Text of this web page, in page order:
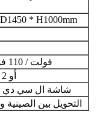
* H1000mm
220 فولت / 110 فولت
1 أو 2 أطفال
شاشة ال سي دي 17 بوصة
التحويل بين الصينية